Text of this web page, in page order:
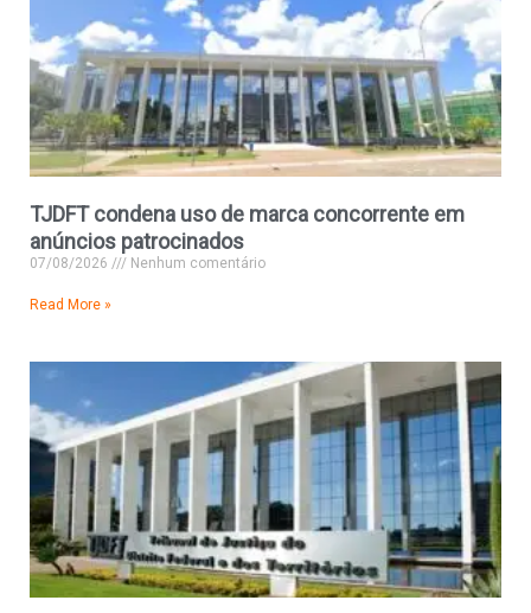
TJDFT condena uso de marca concorrente em
anúncios patrocinados
07/08/2026 Nenhum comentário
Read More »